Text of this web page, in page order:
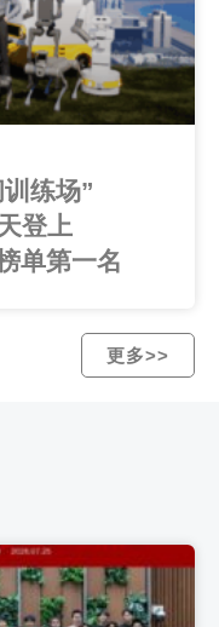
练场”
登上
单第一名
更多>>